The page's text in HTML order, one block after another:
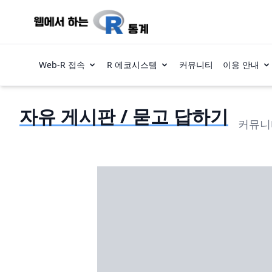
Web-R 접속 R 에코시스템 커뮤니티 이용 안내
자유 게시판 / 묻고 답하기 커뮤